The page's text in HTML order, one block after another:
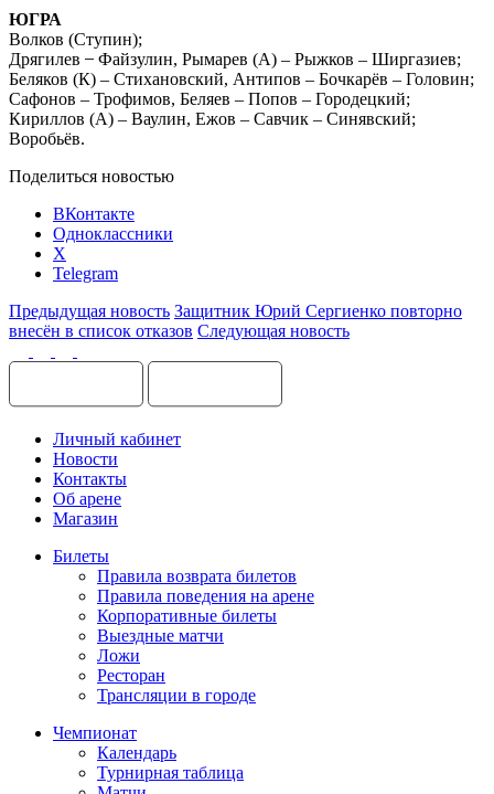
ЮГРА
Волков (Ступин);
Дрягилев ̶ Файзулин, Рымарев (А) – Рыжков – Ширгазиев;
Беляков (К) – Стихановский, Антипов – Бочкарёв – Головин;
Сафонов – Трофимов, Беляев – Попов – Городецкий;
Кириллов (А) – Ваулин, Ежов – Савчик – Синявский;
Воробьёв.
Поделиться новостью
ВКонтакте
Одноклассники
X
Telegram
Предыдущая новость Защитник Юрий Сергиенко повторно
внесён в список отказов Следующая новость
Личный кабинет
Новости
Контакты
Об арене
Магазин
Билеты
Правила возврата билетов
Правила поведения на арене
Корпоративные билеты
Выездные матчи
Ложи
Ресторан
Трансляции в городе
Чемпионат
Календарь
Турнирная таблица